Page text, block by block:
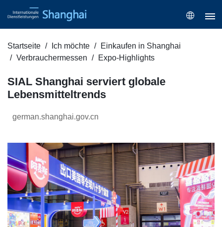
Startseite Ich möchte
Einkaufen in Shanghai
Verbrauchermessen
Expo-Highlights
SIAL Shanghai serviert globale
Lebensmitteltrends
german.shanghai.gov.cn